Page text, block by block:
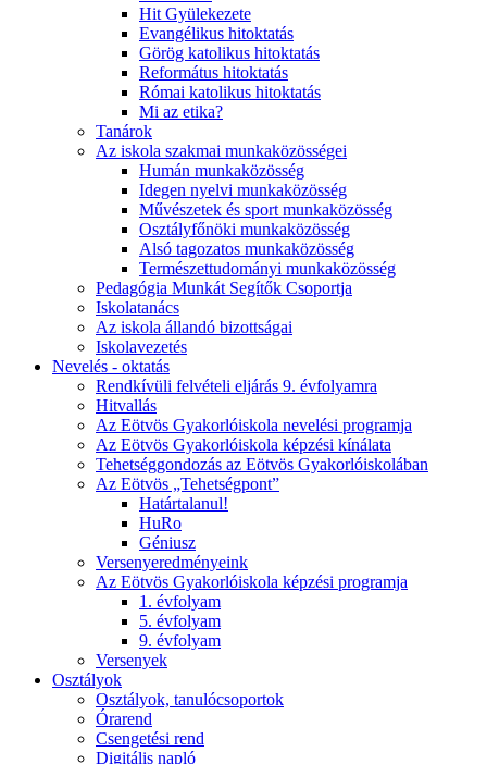
Hit Gyülekezete
Evangélikus hitoktatás
Görög katolikus hitoktatás
Református hitoktatás
Római katolikus hitoktatás
Mi az etika?
Tanárok
Az iskola szakmai munkaközösségei
Humán munkaközösség
Idegen nyelvi munkaközösség
Művészetek és sport munkaközösség
Osztályfőnöki munkaközösség
Alsó tagozatos munkaközösség
Természettudományi munkaközösség
Pedagógia Munkát Segítők Csoportja
Iskolatanács
Az iskola állandó bizottságai
Iskolavezetés
Nevelés - oktatás
Rendkívüli felvételi eljárás 9. évfolyamra
Hitvallás
Az Eötvös Gyakorlóiskola nevelési programja
Az Eötvös Gyakorlóiskola képzési kínálata
Tehetséggondozás az Eötvös Gyakorlóiskolában
Az Eötvös „Tehetségpont”
Határtalanul!
HuRo
Géniusz
Versenyeredményeink
Az Eötvös Gyakorlóiskola képzési programja
1. évfolyam
5. évfolyam
9. évfolyam
Versenyek
Osztályok
Osztályok, tanulócsoportok
Órarend
Csengetési rend
Digitális napló